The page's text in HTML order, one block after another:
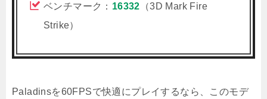
ベンチマーク： 16332 （3D Mark Fire
Strike）
Paladinsを60FPSで快適にプレイするなら、このモデ